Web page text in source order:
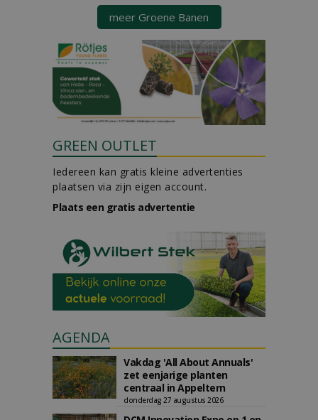
meer Groene Banen
GREEN OUTLET
Iedereen kan gratis kleine advertenties
plaatsen via zijn eigen account.
Plaats een gratis advertentie
AGENDA
Vakdag 'All About Annuals'
zet eenjarige planten
centraal in Appeltern
donderdag 27 augustus 2026